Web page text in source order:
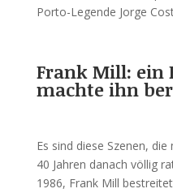
Porto-Legende Jorge
Frank Mill: ein
machte ihn
Es sind diese Szenen,
40 Jahren danach völlig
1986, Frank Mill